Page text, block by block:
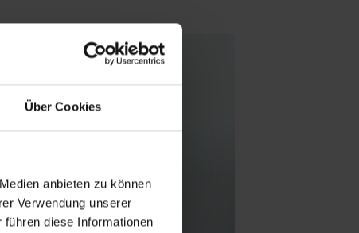
Über Cookies
anbieten zu können
Verwendung unserer
diese Informationen